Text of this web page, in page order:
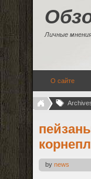
Личные
О сайте
by news